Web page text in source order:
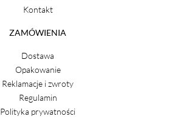
Kontakt
ZAMÓWIENIA
Dostawa
Opakowanie
Reklamacje i zwroty
Regulamin
Polityka prywatności